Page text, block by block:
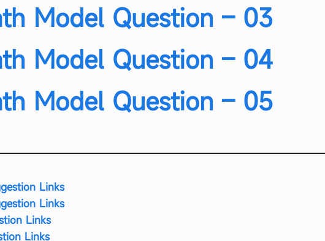
Model Question – 03
Model Question – 04
Model Question – 05
Links
Links
Links
Links